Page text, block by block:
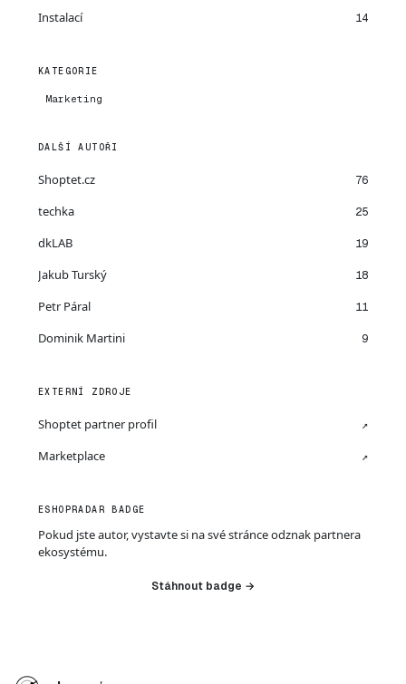
Instalací 14
KATEGORIE
Marketing
DALŠÍ AUTOŘI
Shoptet.cz 76
techka 25
dkLAB 19
Jakub Turský 18
Petr Páral 11
Dominik Martini 9
EXTERNÍ ZDROJE
Shoptet partner profil ↗
Marketplace ↗
ESHOPRADAR BADGE
Pokud jste autor, vystavte si na své stránce odznak partnera
ekosystému.
Stáhnout badge →